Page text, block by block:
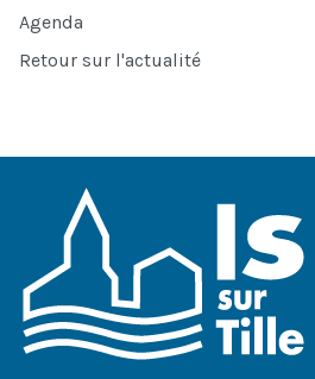
Agenda
Retour sur l'actualité